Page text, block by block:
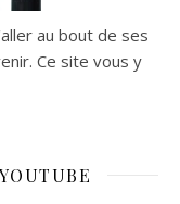
au bout de ses
Ce site vous y